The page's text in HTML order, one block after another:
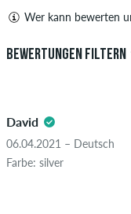
Wer kann bewerten
Bewertungen
beleidigenden oder
die geltendes Recht
und Fremdwerbung
BEWERTUNGEN FILTERN
5.0
David
06.04.2021 – Deutsch
Farbe: silver